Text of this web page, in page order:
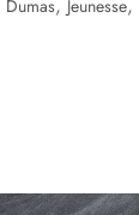
Dumas Jeunesse